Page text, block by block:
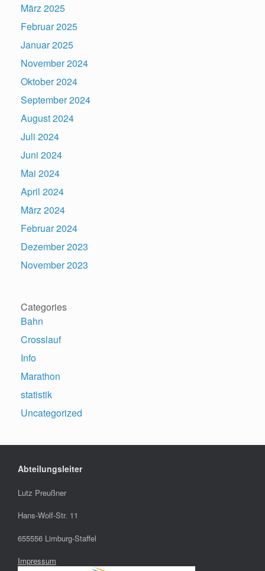
März 2025
Februar 2025
Januar 2025
November 2024
Oktober 2024
September 2024
August 2024
Juli 2024
Juni 2024
Mai 2024
April 2024
März 2024
Februar 2024
Dezember 2023
November 2023
Categories
Bahn
Crosslauf
Info
Marathon
statistik
Uncategorized
Abteilungsleiter
Lutz Preußner
Hans-Wolf-Str. 11
655556 Limburg-Staffel
Impressum